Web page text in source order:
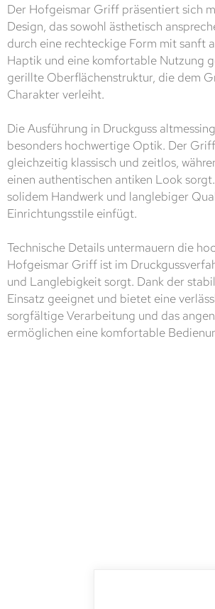
Der Hofgeismar Griff präsentiert sich
Design, das sowohl ästhetisch
durch eine rechteckige Form mit sanft
Haptik und eine komfortable Nutzung
gerillte Oberflächenstruktur, die dem
Charakter verleiht.
Die Ausführung in Druckguss
besonders hochwertige Optik. Der
gleichzeitig klassisch und zeitlos,
einen authentischen antiken Look
solidem Handwerk und langlebiger
Einrichtungsstile einfügt.
Technische Details untermauern die
Hofgeismar Griff ist im
und Langlebigkeit sorgt. Dank der
Einsatz geeignet und bietet eine
sorgfältige Verarbeitung und das
ermöglichen eine komfortable